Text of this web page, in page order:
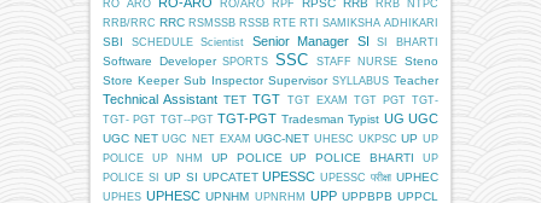
RO ARO RO/ARO RPF RPSC RRB
RRB NTPC
RRB/RRC RRC RSMSSB RSSB RTE RTI SAMIKSHA ADHIKARI
SBI SCHEDULE Scientist Senior Manager SI SI BHARTI
Software Developer SPORTS SSC STAFF NURSE
Steno
Store Keeper Sub Inspector Supervisor SYLLABUS Teacher
Technical Assistant TET TGT TGT EXAM TGT PGT TGT-
TGT- PGT TGT--PGT TGT-PGT Tradesman Typist UG UGC
UGC NET UGC NET EXAM UGC-NET UHESC UKPSC UP UP
POLICE
UP NHM UP POLICE UP POLICE BHARTI
UP
POLICE SI
UP SI UPCATET UPESSC UPESSC परीक्षा UPHEC
UPHES UPHESC UPNHM UPNRHM UPP UPPBPB UPPCL